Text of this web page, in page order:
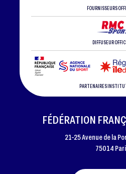
FOURNISSEURS
DIFFUSEUR
PARTENAIRES
FÉDÉRATION
21-25 Avenue de la
75014